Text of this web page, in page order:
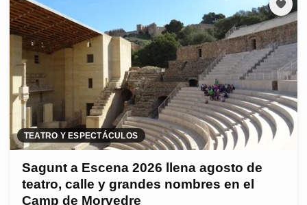
TEATRO Y ESPECTÁCULOS
Sagunt a Escena 2026 llena agosto de
teatro, calle y grandes nombres en el
Camp de Morvedre